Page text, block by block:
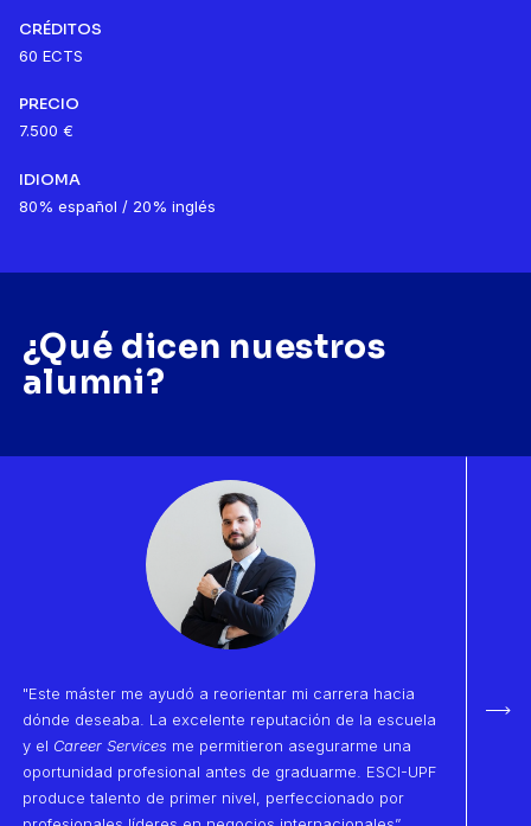
CRÉDITOS
60 ECTS
PRECIO
7.500 €
IDIOMA
80% español / 20% inglés
¿Qué dicen nuestros
alumni?
"Este máster me ayudó a reorientar mi carrera hacia
dónde deseaba. La excelente reputación de la escuela
y el Career Services me permitieron asegurarme una
oportunidad profesional antes de graduarme. ESCI-UPF
produce talento de primer nivel, perfeccionado por